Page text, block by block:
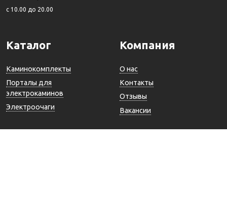
c 10.00 до 20.00
Каталог
Каминокомплекты
Порталы для
электрокаминов
Электроочаги
Компания
О нас
Контакты
Отзывы
Вакансии